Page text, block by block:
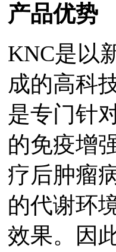
产品优势
KNC是以
成的高科
是专门针
的免疫增
疗后肿瘤
的代谢环
效果。因